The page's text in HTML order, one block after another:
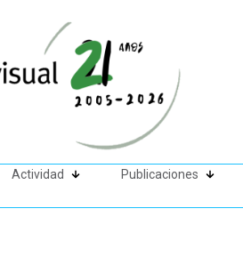
Actividad Publicaciones